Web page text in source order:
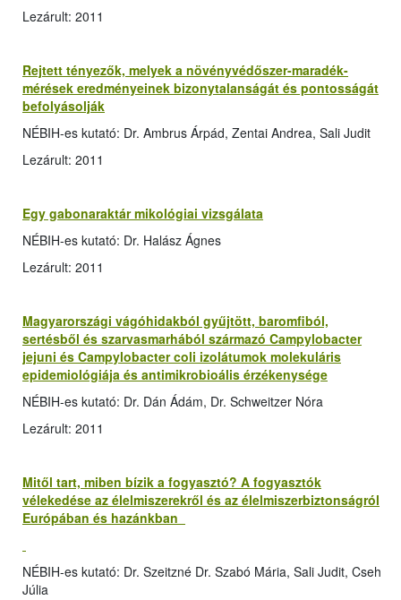
Lezárult: 2011
Rejtett tényezők, melyek a növényvédőszer-maradék-
mérések eredményeinek bizonytalanságát és pontosságát
befolyásolják
NÉBIH-es kutató: Dr. Ambrus Árpád, Zentai Andrea, Sali Judit
Lezárult: 2011
Egy gabonaraktár mikológiai vizsgálata
NÉBIH-es kutató: Dr. Halász Ágnes
Lezárult: 2011
Magyarországi vágóhidakból gyűjtött, baromfiból,
sertésből és szarvasmarhából származó Campylobacter
jejuni és Campylobacter coli izolátumok molekuláris
epidemiológiája és antimikrobioális érzékenysége
NÉBIH-es kutató: Dr. Dán Ádám, Dr. Schweitzer Nóra
Lezárult: 2011
Mitől tart, miben bízik a fogyasztó? A fogyasztók
vélekedése az élelmiszerekről és az élelmiszerbiztonságról
Európában és hazánkban
NÉBIH-es kutató: Dr. Szeitzné Dr. Szabó Mária, Sali Judit, Cseh
Júlia